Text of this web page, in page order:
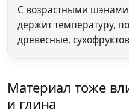
С возрастными шэнами
держит температуру,
древесные,
Материал тоже
и глина